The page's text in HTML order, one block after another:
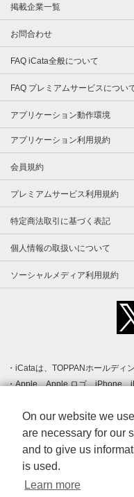
掲載企業一覧
お問合わせ
FAQ iCata全般について
FAQ プレミアムサービスについ
アプリケーション動作環境
アプリケーション利用規約
会員規約
プレミアムサービス利用規約
特定商法取引に基づく表記
個人情報の取扱いについて
ソーシャルメディア利用規約
iCataは、TOPPANホールディ
Apple、Apple ロゴ、iPhone、
登録された Apple Inc. の商標
クです。
Android、Google Play および
す。
Windows は Microsoft Inc.の
標です。
Adobe、Adobe Reader、
On our website we
are necessary for our
and to give us
is used.
Learn more